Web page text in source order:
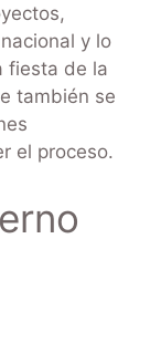
y lo
fiesta de la
también se
el proceso.